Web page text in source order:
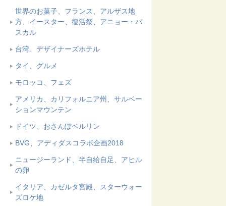
世界のお菓子、フランス、アルザス地
方、イースター、復活祭、アニョー・パ
スカル
台湾、デザイナーズホテル
タイ、グルメ
モロッコ、フェズ
アメリカ、カリフォルニア州、サルベー
ションマウンテン
ドイツ、おさんぽベルリン
BVG、アディダスコラボ企画2018
ニュージーランド、半自給自足、アヒル
の卵
イタリア、カゼルタ宮殿、スターウォー
ズロケ地